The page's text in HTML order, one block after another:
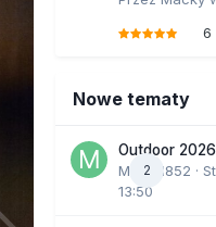
6
Nowe tematy
2
Outdoor 2026
Marcel852 ·
13:50